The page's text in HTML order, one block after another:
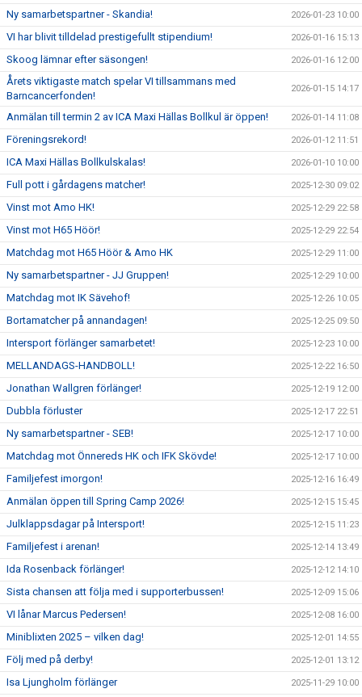
Ny samarbetspartner - Skandia! 2026-01-23 10:00
VI har blivit tilldelad prestigefullt stipendium! 2026-01-16 15:13
Skoog lämnar efter säsongen! 2026-01-16 12:00
Årets viktigaste match spelar VI tillsammans med
Barncancerfonden!
2026-01-15 14:17
Anmälan till termin 2 av ICA Maxi Hällas Bollkul är öppen! 2026-01-14 11:08
Föreningsrekord! 2026-01-12 11:51
ICA Maxi Hällas Bollkulskalas! 2026-01-10 10:00
Full pott i gårdagens matcher! 2025-12-30 09:02
Vinst mot Amo HK! 2025-12-29 22:58
Vinst mot H65 Höör! 2025-12-29 22:54
Matchdag mot H65 Höör & Amo HK 2025-12-29 11:00
Ny samarbetspartner - JJ Gruppen! 2025-12-29 10:00
Matchdag mot IK Sävehof! 2025-12-26 10:05
Bortamatcher på annandagen! 2025-12-25 09:50
Intersport förlänger samarbetet! 2025-12-23 10:00
MELLANDAGS-HANDBOLL! 2025-12-22 16:50
Jonathan Wallgren förlänger! 2025-12-19 12:00
Dubbla förluster 2025-12-17 22:51
Ny samarbetspartner - SEB! 2025-12-17 10:00
Matchdag mot Önnereds HK och IFK Skövde! 2025-12-17 10:00
Familjefest imorgon! 2025-12-16 16:49
Anmälan öppen till Spring Camp 2026! 2025-12-15 15:45
Julklappsdagar på Intersport! 2025-12-15 11:23
Familjefest i arenan! 2025-12-14 13:49
Ida Rosenback förlänger! 2025-12-12 14:10
Sista chansen att följa med i supporterbussen! 2025-12-09 15:06
VI lånar Marcus Pedersen! 2025-12-08 16:00
Miniblixten 2025 – vilken dag! 2025-12-01 14:55
Följ med på derby! 2025-12-01 13:12
Isa Ljungholm förlänger 2025-11-29 10:00